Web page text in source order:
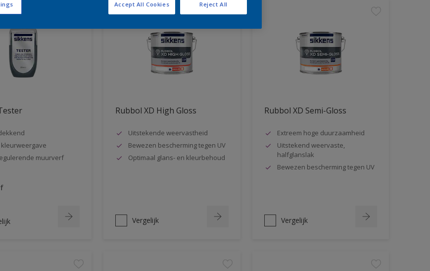
kleurweergave
muurverf
Rubbol XD High Gloss
Uitstekende weervastheid
Bewezen bescherming tegen UV
Optimaal glans- en kleurbehoud
Vergelijk
Rubbol XD Semi-Gloss
Extreem hoge duurzaamheid
Uitstekend weervaste,
halfglanslak
Bewezen bescherming tegen UV
Vergelijk
Reject All
Accept All Cookies